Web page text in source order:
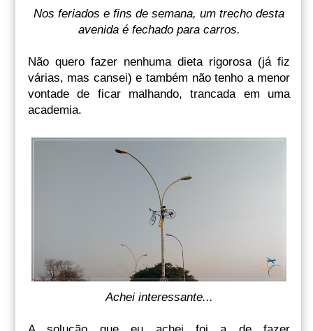
Nos feriados e fins de semana, um trecho desta
avenida é fechado para carros.
Não quero fazer nenhuma dieta rigorosa (já fiz
várias, mas cansei) e também não tenho a menor
vontade de ficar malhando, trancada em uma
academia.
Achei interessante...